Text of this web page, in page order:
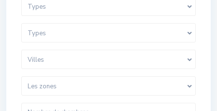
Types
Types
Villes
Les zones